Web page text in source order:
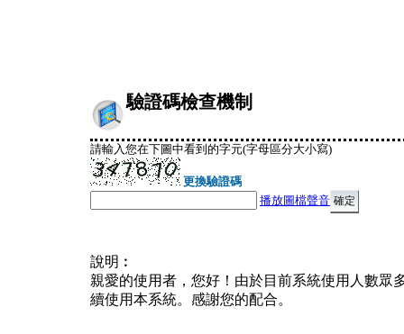
驗證碼檢查機制
請輸入您在下圖中看到的字元(字母區分大小寫)
更換驗證碼
播放圖檔聲音
說明︰
親愛的使用者，您好！由於目前系統使用人數眾
續使用本系統。感謝您的配合。